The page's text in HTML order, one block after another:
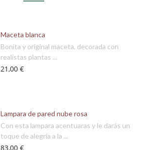
Maceta blanca
Bonita y original maceta, decorada con
realistas plantas ...
21,00 €
Lampara de pared nube rosa
Con esta lampara acentuaras y le darás un
toque de alegría a la ...
83,00 €